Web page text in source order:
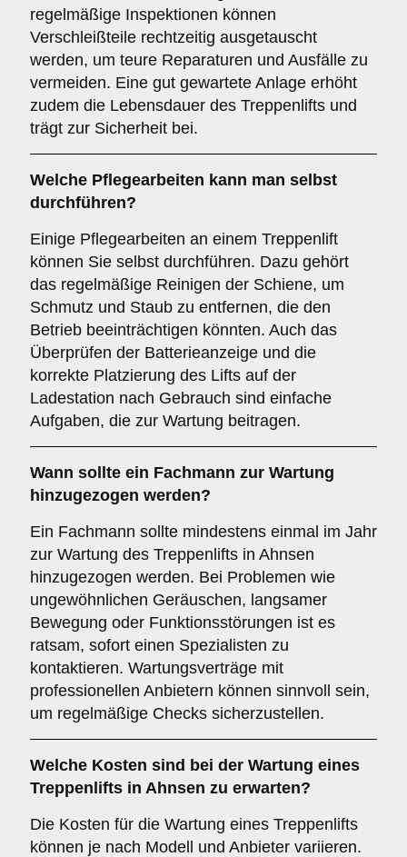
regelmäßige Inspektionen können
Verschleißteile rechtzeitig ausgetauscht
werden, um teure Reparaturen und Ausfälle zu
vermeiden. Eine gut gewartete Anlage erhöht
zudem die Lebensdauer des Treppenlifts und
trägt zur Sicherheit bei.
Welche Pflegearbeiten kann man selbst
durchführen?
Einige Pflegearbeiten an einem Treppenlift
können Sie selbst durchführen. Dazu gehört
das regelmäßige Reinigen der Schiene, um
Schmutz und Staub zu entfernen, die den
Betrieb beeinträchtigen könnten. Auch das
Überprüfen der Batterieanzeige und die
korrekte Platzierung des Lifts auf der
Ladestation nach Gebrauch sind einfache
Aufgaben, die zur Wartung beitragen.
Wann sollte ein Fachmann zur Wartung
hinzugezogen werden?
Ein Fachmann sollte mindestens einmal im Jahr
zur Wartung des Treppenlifts in Ahnsen
hinzugezogen werden. Bei Problemen wie
ungewöhnlichen Geräuschen, langsamer
Bewegung oder Funktionsstörungen ist es
ratsam, sofort einen Spezialisten zu
kontaktieren. Wartungsverträge mit
professionellen Anbietern können sinnvoll sein,
um regelmäßige Checks sicherzustellen.
Welche Kosten sind bei der Wartung eines
Treppenlifts in Ahnsen zu erwarten?
Die Kosten für die Wartung eines Treppenlifts
können je nach Modell und Anbieter variieren.